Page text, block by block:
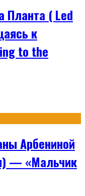
Планта ( Led
к
to the
Арбениной
— «Мальчик